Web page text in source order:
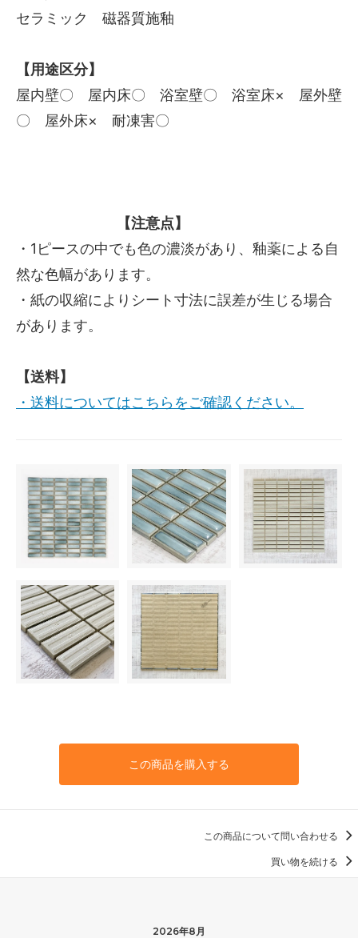
セラミック 磁器質施釉
【用途区分】
屋内壁〇 屋内床〇 浴室壁〇 浴室床× 屋外壁
〇 屋外床× 耐凍害〇
【注意点】
・1ピースの中でも色の濃淡があり、釉薬による自
然な色幅があります。
・紙の収縮によりシート寸法に誤差が生じる場合
があります。
【送料】
・送料についてはこちらをご確認ください。
この商品を購入する
この商品について問い合わせる
買い物を続ける
2026年8月